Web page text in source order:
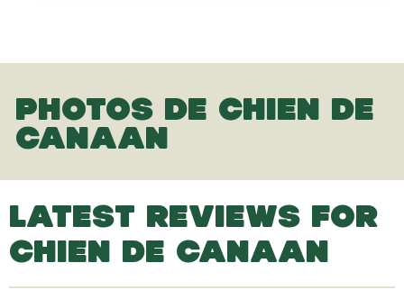
PHOTOS DE CHIEN DE
CANAAN
LATEST REVIEWS FOR
CHIEN DE CANAAN